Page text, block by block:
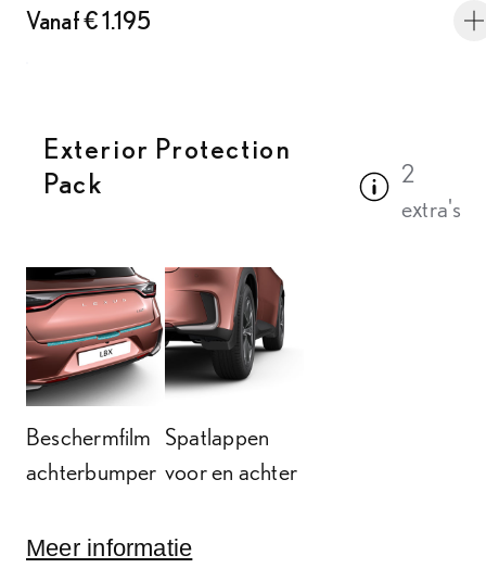
Vanaf € 1.195
Exterior Protection
Pack
Bekijk
2
extra's
Beschermfilm
achterbumper
Spatlappen
voor en achter
Meer informatie